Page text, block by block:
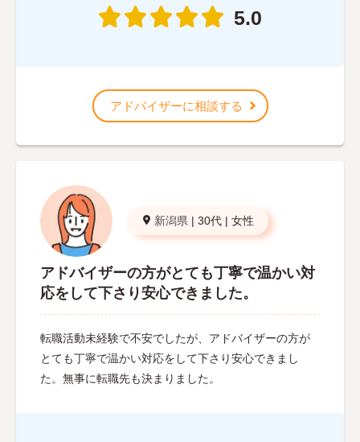
5.0
アドバイザーに相談する
新潟県 | 30代 | 女性
アドバイザーの方がとても丁寧で温かい対
応をして下さり安心できました。
転職活動未経験で不安でしたが、アドバイザーの方が
とても丁寧で温かい対応をして下さり安心できまし
た。無事に転職先も決まりました。